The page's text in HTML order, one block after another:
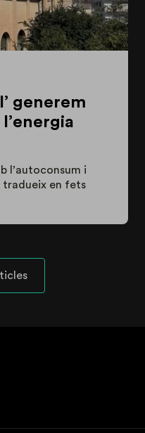
generem
l’autoconsum i
tradueix en fets